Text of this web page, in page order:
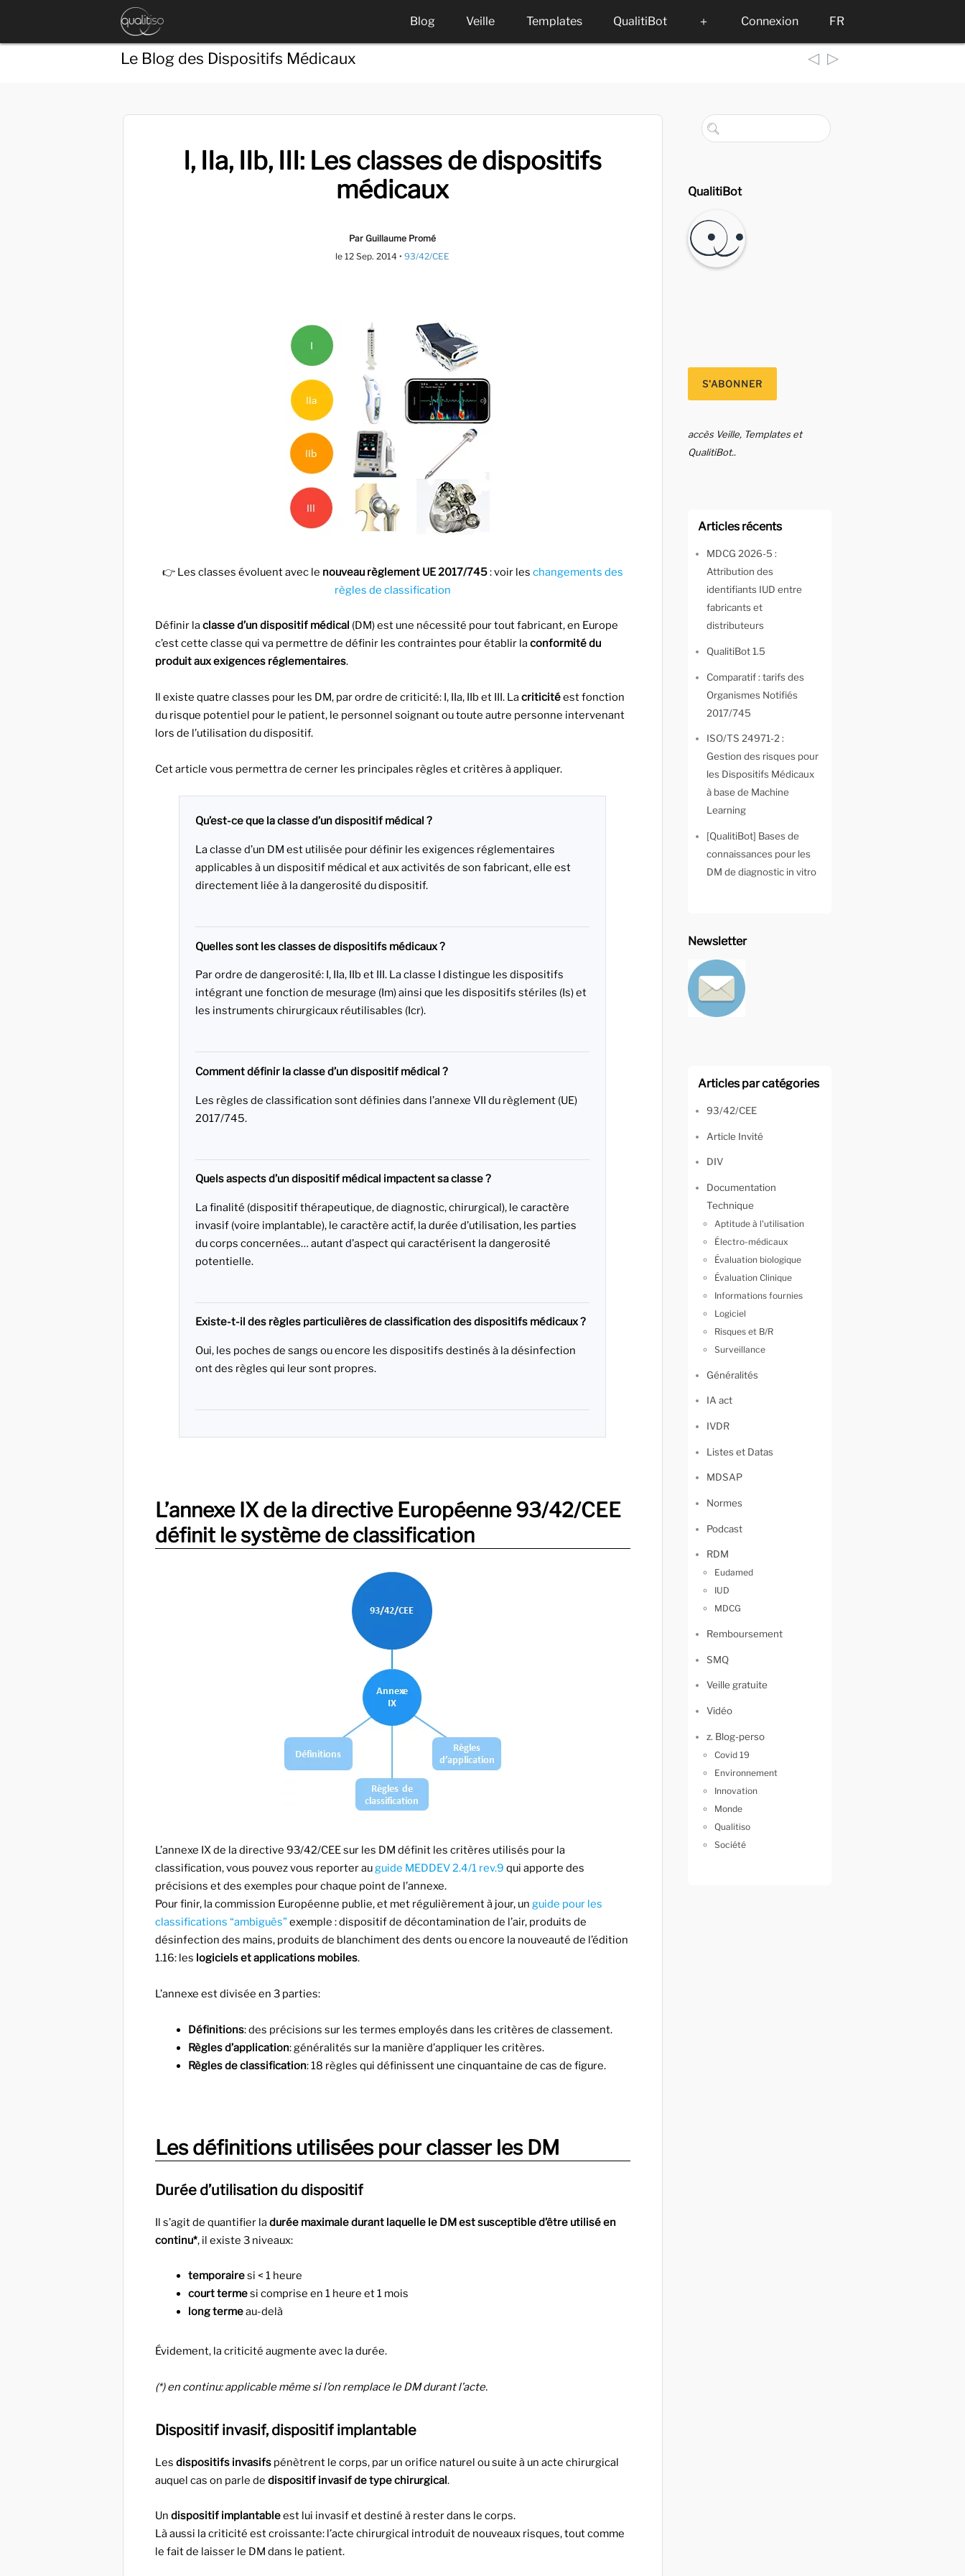
Blog Veille Templates QualitiBot ＋ Connexion FR
Le Blog des Dispositifs Médicaux ◁ ▷
I, IIa, IIb, III: Les classes de dispositifs
médicaux
Par Guillaume Promé
le 12 Sep. 2014 •93/42/CEE
👉 Les classes évoluent avec le nouveau règlement UE 2017/745: voir les changements des
règles de classification
Définir la classe d’un dispositif médical (DM) est une nécessité pour tout fabricant, en Europe
c’est cette classe qui va permettre de définir les contraintes pour établir la conformité du
produit aux exigences réglementaires.
Il existe quatre classes pour les DM, par ordre de criticité: I, IIa, IIb et III. La criticitéest fonction
du risque potentiel pour le patient, le personnel soignant ou toute autre personne intervenant
lors de l’utilisation du dispositif.
Cet article vous permettra de cerner les principales règles et critères à appliquer.
Qu’est-ce que la classe d’un dispositif médical ?
La classe d’un DM est utilisée pour définir les exigences réglementaires
applicables à un dispositif médical et aux activités de son fabricant, elle est
directement liée à la dangerosité du dispositif.
Quelles sont les classes de dispositifs médicaux ?
Par ordre de dangerosité: I, IIa, IIb et III. La classe I distingue les dispositifs
intégrant une fonction de mesurage (Im) ainsi que les dispositifs stériles (Is) et
les instruments chirurgicaux réutilisables (Icr).
Comment définir la classe d’un dispositif médical ?
Les règles de classification sont définies dans l’annexe VII du règlement (UE)
2017/745.
Quels aspects d’un dispositif médical impactent sa classe ?
La finalité (dispositif thérapeutique, de diagnostic, chirurgical), le caractère
invasif (voire implantable), le caractère actif, la durée d’utilisation, les parties
du corps concernées… autant d’aspect qui caractérisent la dangerosité
potentielle.
Existe-t-il des règles particulières de classification des dispositifs médicaux ?
Oui, les poches de sangs ou encore les dispositifs destinés à la désinfection
ont des règles qui leur sont propres.
L’annexe IX de la directive Européenne 93/42/CEE
définit le système de classification
L’annexe IX de la directive 93/42/CEE sur les DM définit les critères utilisés pour la
classification, vous pouvez vous reporter auguide MEDDEV 2.4/1 rev.9 qui apporte des
précisions et des exemples pour chaque point de l’annexe.
Pour finir, la commission Européenne publie, et met régulièrement à jour, un guide pour les
classifications “ambiguës” exemple : dispositif de décontamination de l’air, produits de
désinfection des mains, produits de blanchiment des dents ou encore la nouveauté de l’édition
1.16: les logiciels et applications mobiles.
L’annexe est divisée en 3 parties:
Définitions: des précisions sur les termes employés dans les critères de classement.
Règles d’application: généralités sur la manière d’appliquer les critères.
Règles de classification: 18 règles qui définissent une cinquantaine de cas de figure.
Les définitions utilisées pour classer les DM
Durée d’utilisation du dispositif
Il s’agit de quantifier la durée maximale durant laquelle le DM est susceptible d’être utilisé en
continu*, il existe 3 niveaux:
temporairesi < 1 heure
court termesi comprise en 1 heure et 1 mois
long termeau-delà
Évidement, la criticité augmente avec la durée.
(*) en continu: applicable même si l’on remplace le DM durant l’acte.
Dispositif invasif, dispositif implantable
Les dispositifs invasifs pénètrent le corps, par un orifice naturel ou suite à un acte chirurgical
auquel cas on parle de dispositif invasif de type chirurgical.
Un dispositif implantableest lui invasif et destiné à rester dans le corps.
Là aussi la criticité est croissante: l’acte chirurgical introduit de nouveaux risques, tout comme
le fait de laisser le DM dans le patient.
QualitiBot
accès Veille, Templates et
QualitiBot..
Articles récents
MDCG 2026-5 :
Attribution des
identifiants IUD entre
fabricants et
distributeurs
QualitiBot 1.5
Comparatif : tarifs des
Organismes Notifiés
2017/745
ISO/TS 24971-2 :
Gestion des risques pour
les Dispositifs Médicaux
à base de Machine
Learning
[QualitiBot] Bases de
connaissances pour les
DM de diagnostic in vitro
Newsletter
Articles par catégories
93/42/CEE
Article Invité
DIV
Documentation
Technique
Aptitude à l'utilisation
Électro-médicaux
Évaluation biologique
Évaluation Clinique
Informations fournies
Logiciel
Risques et B/R
Surveillance
Généralités
IA act
IVDR
Listes et Datas
MDSAP
Normes
Podcast
RDM
Eudamed
IUD
MDCG
Remboursement
SMQ
Veille gratuite
Vidéo
z. Blog-perso
Covid 19
Environnement
Innovation
Monde
Qualitiso
Société